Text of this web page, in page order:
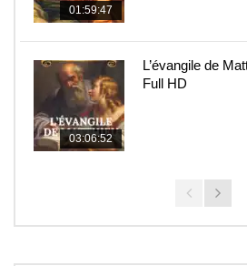
01:59:47
03:06:52
L’évangile de
Full HD